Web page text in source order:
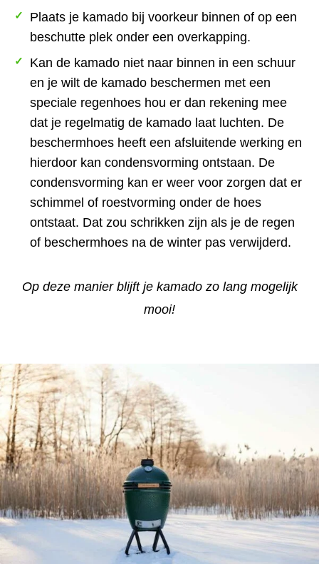
Plaats je kamado bij voorkeur binnen of op een
beschutte plek onder een overkapping.
Kan de kamado niet naar binnen in een schuur
en je wilt de kamado beschermen met een
speciale regenhoes hou er dan rekening mee
dat je regelmatig de kamado laat luchten. De
beschermhoes heeft een afsluitende werking en
hierdoor kan condensvorming ontstaan. De
condensvorming kan er weer voor zorgen dat er
schimmel of roestvorming onder de hoes
ontstaat. Dat zou schrikken zijn als je de regen
of beschermhoes na de winter pas verwijderd.
Op deze manier blijft je kamado zo lang mogelijk
mooi!